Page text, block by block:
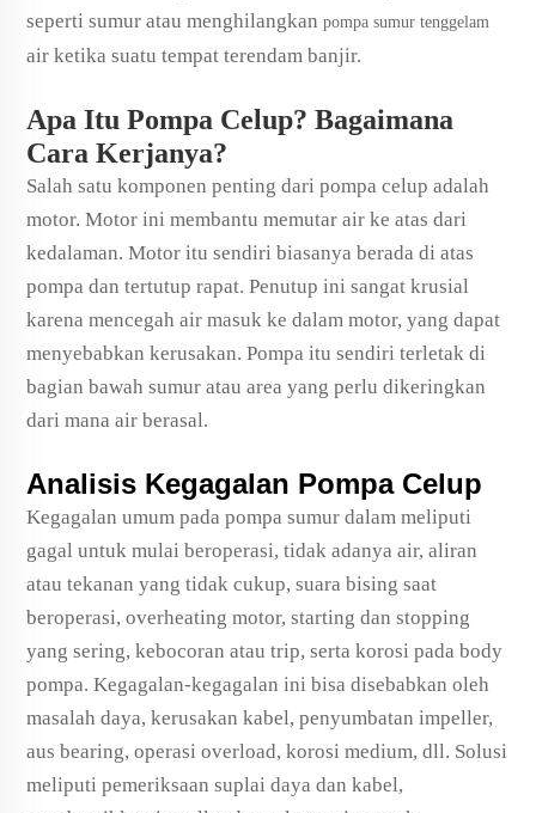
seperti sumur atau menghilangkan pompa sumur tenggelam
air ketika suatu tempat terendam banjir.
Apa Itu Pompa Celup? Bagaimana
Cara Kerjanya?
Salah satu komponen penting dari pompa celup adalah
motor. Motor ini membantu memutar air ke atas dari
kedalaman. Motor itu sendiri biasanya berada di atas
pompa dan tertutup rapat. Penutup ini sangat krusial
karena mencegah air masuk ke dalam motor, yang dapat
menyebabkan kerusakan. Pompa itu sendiri terletak di
bagian bawah sumur atau area yang perlu dikeringkan
dari mana air berasal.
Analisis Kegagalan Pompa Celup
Kegagalan umum pada pompa sumur dalam meliputi
gagal untuk mulai beroperasi, tidak adanya air, aliran
atau tekanan yang tidak cukup, suara bising saat
beroperasi, overheating motor, starting dan stopping
yang sering, kebocoran atau trip, serta korosi pada body
pompa. Kegagalan-kegagalan ini bisa disebabkan oleh
masalah daya, kerusakan kabel, penyumbatan impeller,
aus bearing, operasi overload, korosi medium, dll. Solusi
meliputi pemeriksaan suplai daya dan kabel,